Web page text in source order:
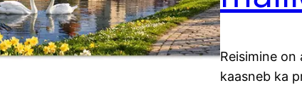
Reisimine on
kaasneb ka